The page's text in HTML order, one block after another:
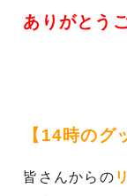
ありがとう
【14時のグ
皆さんからの